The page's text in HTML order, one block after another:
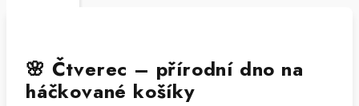
🌸 Čtverec – přírodní dno na
háčkované košíky